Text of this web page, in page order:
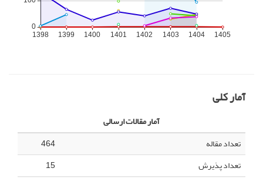
آمار کلی
آمار مقالات ارسالی
تعداد مقاله
464
تعداد پذیرش
15